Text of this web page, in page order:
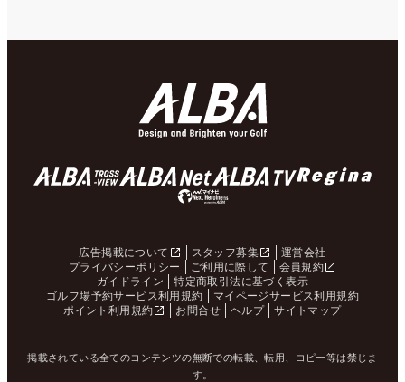
広告掲載について スタッフ募集
運営会社
プライバシーポリシー
ご利用に際して
会員規約
ガイドライン
特定商取引法に基づく表示
ゴルフ場予約サービス利用規約
マイページサービス利用規約
ポイント利用規約
お問合せ ヘルプ サイトマップ
掲載されている全てのコンテンツの無断での転載、転用、コピー等は禁じま
す。